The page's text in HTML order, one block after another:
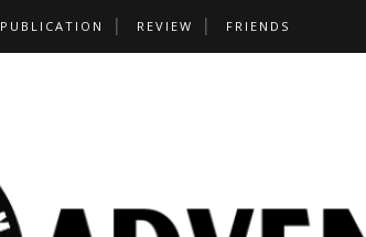
PUBLICATION REVIEW FRIENDS